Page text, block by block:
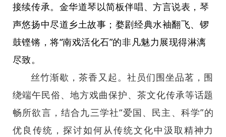
接续传承。金华道琴以简板伴唱、方言说表，琴
声悠扬中尽道乡土故事；婺剧经典水袖翻飞、锣
鼓铿锵，将“南戏活化石”的非凡魅力展现得淋漓
尽致。
丝竹渐歇，茶香又起。社员们围坐品茗，围
绕端午民俗、地方戏曲保护、茶文化传承等话题
畅所欲言，结合九三学社“爱国、民主、科学”的
优良传统，探讨如何从传统文化中汲取精神力